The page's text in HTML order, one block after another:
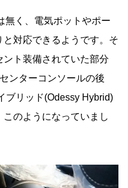
無く、電気ポットやポー
対応できるようです。そ
ント装備されていた部分
ンターコンソールの後
ブリッド(Odessy Hybrid)
のようになっていまし